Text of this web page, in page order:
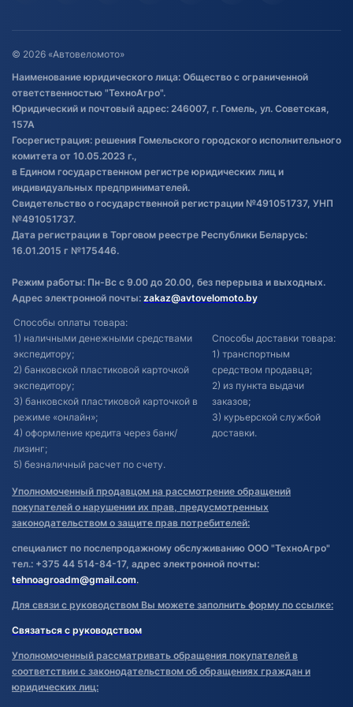
Оставить отзыв
Договор публичной оферты
Обработка файлов cookie
Постановка транспорта на учет
Обновления в ЭПТС 2024
© 2026 «Автовеломото»
Наименование юридического лица: Общество с ограниченной
ответственностью "ТехноАгро".
Юридический и почтовый адрес: 246007, г. Гомель, ул. Советская,
157А
Госрегистрация: решения Гомельского городского исполнительного
комитета от 10.05.2023 г.,
в Едином государственном регистре юридических лиц и
индивидуальных предпринимателей.
Свидетельство о государственной регистрации №491051737, УНП
№491051737.
Дата регистрации в Торговом реестре Республики Беларусь:
16.01.2015 г №175446.
Режим работы: Пн-Вс с 9.00 до 20.00, без перерыва и выходных.
Адрес электронной почты: zakaz@avtovelomoto.by
Способы оплаты товара:
1) наличными денежными средствами
экспедитору;
2) банковской пластиковой карточкой
экспедитору;
3) банковской пластиковой карточкой в
режиме «онлайн»;
4) оформление кредита через банк/
лизинг;
5) безналичный расчет по счету.
Способы доставки товара:
1) транспортным
средством продавца;
2) из пункта выдачи
заказов;
3) курьерской службой
доставки.
Уполномоченный продавцом на рассмотрение обращений
покупателей о нарушении их прав, предусмотренных
законодательством о защите прав потребителей:
специалист по послепродажному обслуживанию ООО "ТехноАгро"
тел.: +375 44 514-84-17, адрес электронной почты:
tehnoagroadm@gmail.com.
Для связи с руководством Вы можете заполнить форму по ссылке:
Связаться с руководством
Уполномоченный рассматривать обращения покупателей в
соответствии с законодательством об обращениях граждан и
юридических лиц: